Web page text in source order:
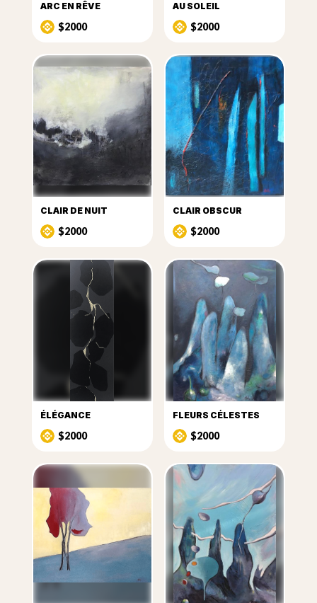
ARC EN RÊVE
$2000
AU SOLEIL
$2000
CLAIR DE NUIT
$2000
CLAIR OBSCUR
$2000
ÉLÉGANCE
$2000
FLEURS CÉLESTES
$2000